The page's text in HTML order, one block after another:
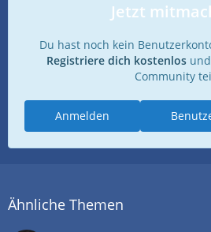
Jetzt
Du hast noch kein
Registriere dich kostenlos
Community
Anmelden
Ähnliche Themen